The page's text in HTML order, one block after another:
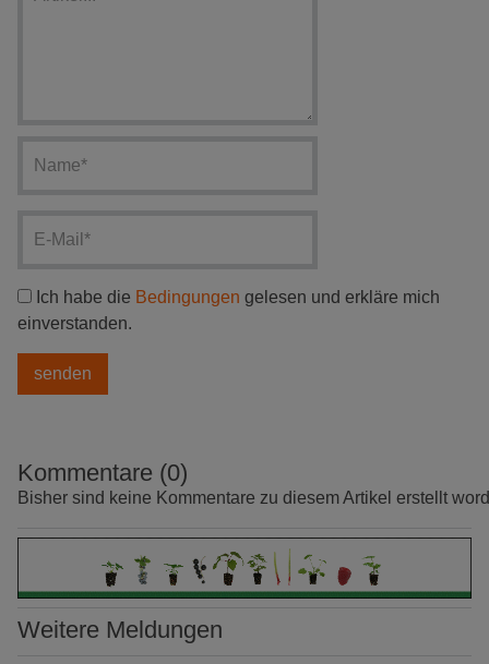
Ich habe die Bedingungen gelesen und erkläre mich
einverstanden.
Kommentare (0)
Bisher sind keine Kommentare zu diesem Artikel erstellt
Weitere Meldungen